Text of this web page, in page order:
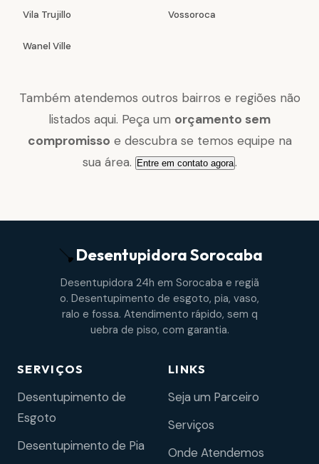
Vila Trujillo Vossoroca
Wanel Ville
Também atendemos outros bairros e regiões não
listados aqui. Peça um orçamento sem
compromisso e descubra se temos equipe na
sua área. Entre em contato agora.
DesentupidoraSorocaba
Desentupidora 24h em Sorocaba e regiã
o. Desentupimento de esgoto, pia, vaso,
ralo e fossa. Atendimento rápido, sem q
uebra de piso, com garantia.
SERVIÇOS
Desentupimento de
Esgoto
Desentupimento de Pia
LINKS
Seja um Parceiro
Serviços
Onde Atendemos